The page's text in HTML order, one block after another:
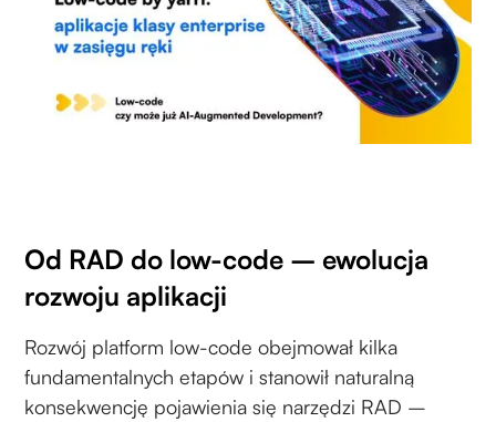
Od RAD do low-code – ewolucja
rozwoju aplikacji
Rozwój platform low-code obejmował kilka
fundamentalnych etapów i stanowił naturalną
konsekwencję pojawienia się narzędzi RAD –